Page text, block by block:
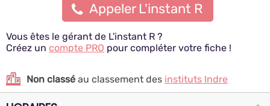
Appeler L'instant R
Vous êtes le gérant de L'instant R ?
Créez un compte PRO pour compléter votre fiche !
Non classé au classement des instituts Indre